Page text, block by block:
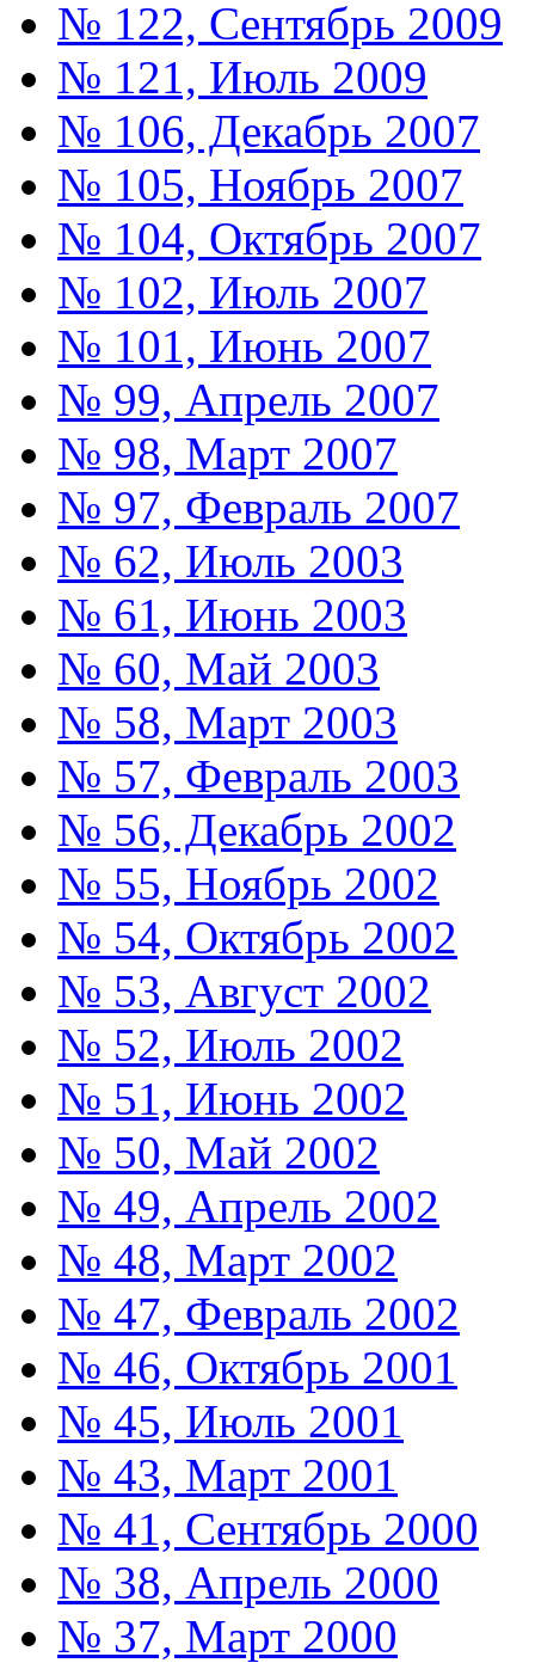
№ 122, Сентябрь 2009
№ 121, Июль 2009
№ 106, Декабрь 2007
№ 105, Ноябрь 2007
№ 104, Октябрь 2007
№ 102, Июль 2007
№ 101, Июнь 2007
№ 99, Апрель 2007
№ 98, Март 2007
№ 97, Февраль 2007
№ 62, Июль 2003
№ 61, Июнь 2003
№ 60, Май 2003
№ 58, Март 2003
№ 57, Февраль 2003
№ 56, Декабрь 2002
№ 55, Ноябрь 2002
№ 54, Октябрь 2002
№ 53, Август 2002
№ 52, Июль 2002
№ 51, Июнь 2002
№ 50, Май 2002
№ 49, Апрель 2002
№ 48, Март 2002
№ 47, Февраль 2002
№ 46, Октябрь 2001
№ 45, Июль 2001
№ 43, Март 2001
№ 41, Сентябрь 2000
№ 38, Апрель 2000
№ 37, Март 2000